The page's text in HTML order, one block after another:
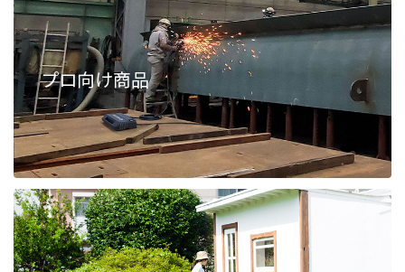
プロ向け商品